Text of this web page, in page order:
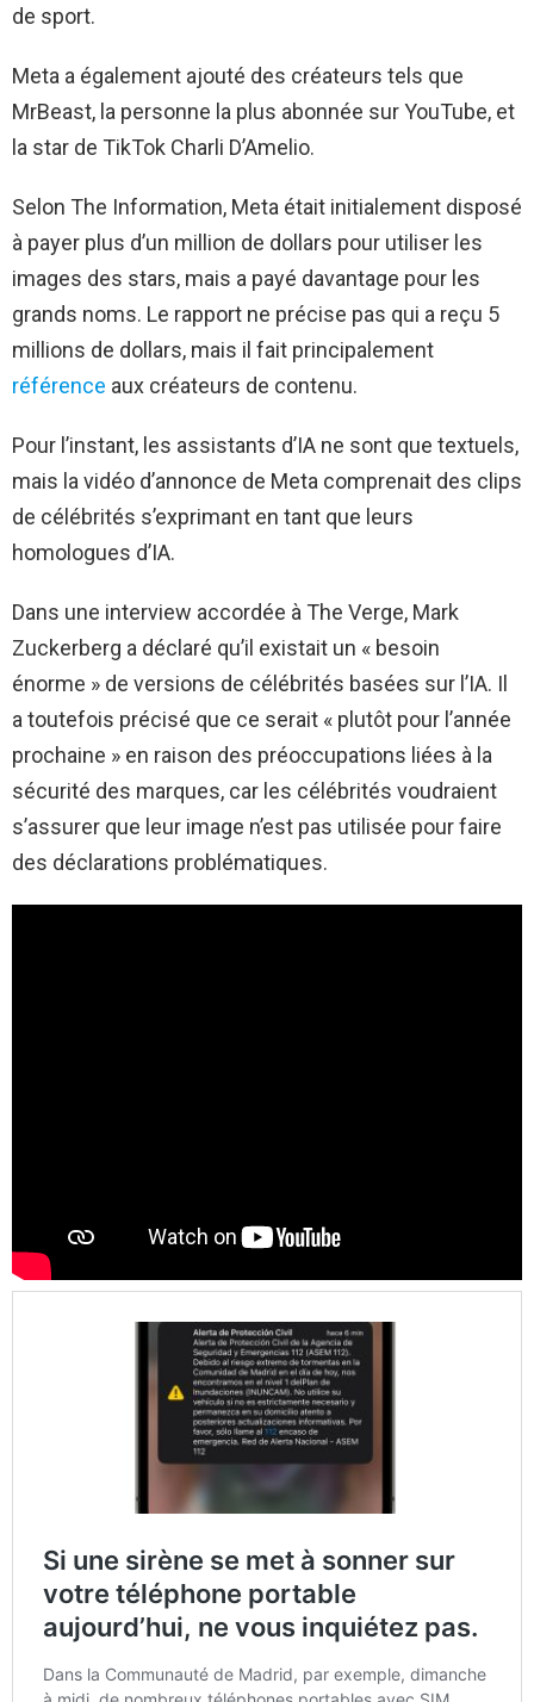
de sport.
Meta a également ajouté des créateurs tels que
MrBeast, la personne la plus abonnée sur YouTube, et
la star de TikTok Charli D’Amelio.
Selon The Information, Meta était initialement disposé
à payer plus d’un million de dollars pour utiliser les
images des stars, mais a payé davantage pour les
grands noms. Le rapport ne précise pas qui a reçu 5
millions de dollars, mais il fait principalement
référence aux créateurs de contenu.
Pour l’instant, les assistants d’IA ne sont que textuels,
mais la vidéo d’annonce de Meta comprenait des clips
de célébrités s’exprimant en tant que leurs
homologues d’IA.
Dans une interview accordée à The Verge, Mark
Zuckerberg a déclaré qu’il existait un « besoin
énorme » de versions de célébrités basées sur l’IA. Il
a toutefois précisé que ce serait « plutôt pour l’année
prochaine » en raison des préoccupations liées à la
sécurité des marques, car les célébrités voudraient
s’assurer que leur image n’est pas utilisée pour faire
des déclarations problématiques.